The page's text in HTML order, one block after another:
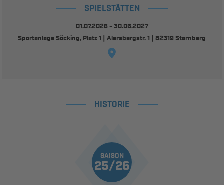
SPIELSTÄTTEN
01.07.2026 - 30.06.2027
Sportanlage Söcking, Platz 1 | Alersbergstr. 1 | 82319 Starnberg
HISTORIE
SAISON
25/26